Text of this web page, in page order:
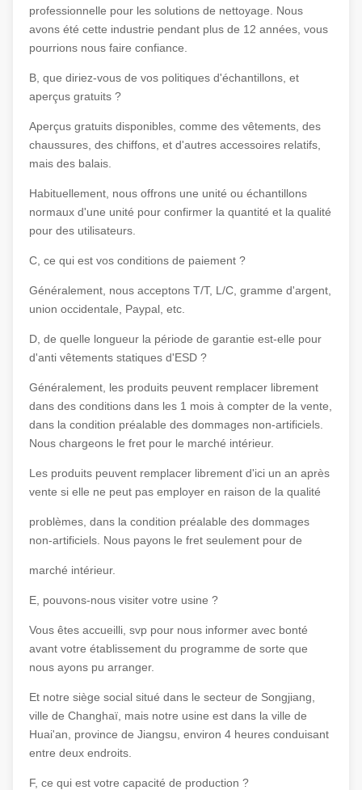
professionnelle pour les solutions de nettoyage. Nous
avons été cette industrie pendant plus de 12 années, vous
pourrions nous faire confiance.
B, que diriez-vous de vos politiques d'échantillons, et
aperçus gratuits ?
Aperçus gratuits disponibles, comme des vêtements, des
chaussures, des chiffons, et d'autres accessoires relatifs,
mais des balais.
Habituellement, nous offrons une unité ou échantillons
normaux d'une unité pour confirmer la quantité et la qualité
pour des utilisateurs.
C, ce qui est vos conditions de paiement ?
Généralement, nous acceptons T/T, L/C, gramme d'argent,
union occidentale, Paypal, etc.
D, de quelle longueur la période de garantie est-elle pour
d'anti vêtements statiques d'ESD ?
Généralement, les produits peuvent remplacer librement
dans des conditions dans les 1 mois à compter de la vente,
dans la condition préalable des dommages non-artificiels.
Nous chargeons le fret pour le marché intérieur.
Les produits peuvent remplacer librement d'ici un an après
vente si elle ne peut pas employer en raison de la qualité
problèmes, dans la condition préalable des dommages
non-artificiels. Nous payons le fret seulement pour de
marché intérieur.
E, pouvons-nous visiter votre usine ?
Vous êtes accueilli, svp pour nous informer avec bonté
avant votre établissement du programme de sorte que
nous ayons pu arranger.
Et notre siège social situé dans le secteur de Songjiang,
ville de Changhaï, mais notre usine est dans la ville de
Huai'an, province de Jiangsu, environ 4 heures conduisant
entre deux endroits.
F, ce qui est votre capacité de production ?